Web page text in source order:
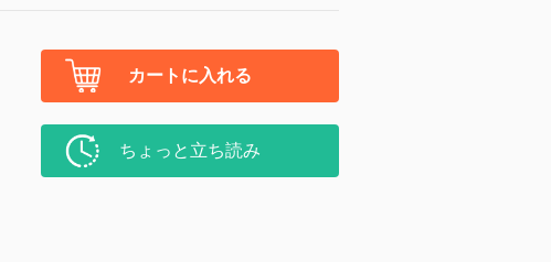
カートに入れる
ちょっと立ち読み